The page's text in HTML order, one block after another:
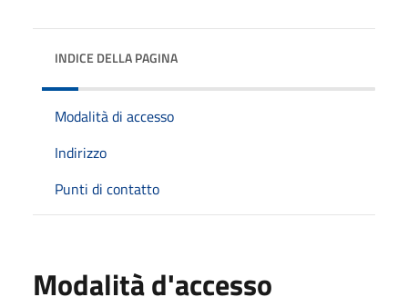
INDICE DELLA PAGINA
Modalità di accesso
Indirizzo
Punti di contatto
Modalità d'accesso